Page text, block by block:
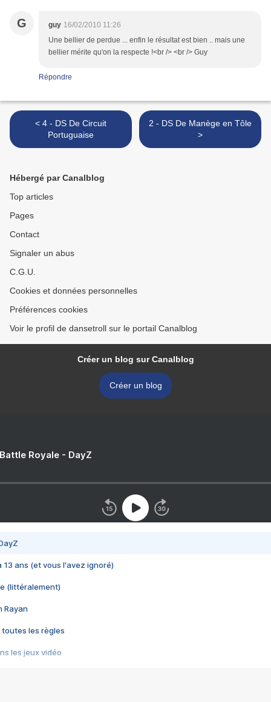
G guy 16/02/2010 11:26
Une bellier de perdue ... enfin le résultat est bien .. mais une
bellier mérite qu'on la respecte !<br /> <br /> Guy
Répondre
< 4 - DS De Circuit
Portuguaise
2 - DS De Manège en Tôle
>
Hébergé par Canalblog
Top articles
Pages
Contact
Signaler un abus
C.G.U.
Cookies et données personnelles
Préférences cookies
Voir le profil de dansetroll sur le portail Canalblog
Créer un blog sur Canalblog
Créer un blog
Royale - DayZ
13 ans (et vous l'avez ignoré)
(littéralement)
Rayan
toutes les règles
les jeux vidéo